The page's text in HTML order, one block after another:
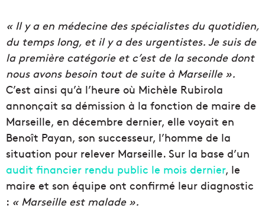
« Il y a en médecine des spécialistes du quotidien,
du temps long, et il y a des urgentistes. Je suis de
la première catégorie et c’est de la seconde dont
nous avons besoin tout de suite à Marseille ».
C’est ainsi qu’à l’heure où Michèle Rubirola
annonçait sa démission à la fonction de maire de
Marseille, en décembre dernier, elle voyait en
Benoît Payan, son successeur, l’homme de la
situation pour relever Marseille. Sur la base d’un
audit financier rendu public le mois dernier, le
maire et son équipe ont confirmé leur diagnostic
: « Marseille est malade ».